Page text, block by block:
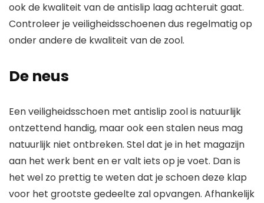
ook de kwaliteit van de antislip laag achteruit gaat.
Controleer je veiligheidsschoenen dus regelmatig op
onder andere de kwaliteit van de zool.
De neus
Een veiligheidsschoen met antislip zool is natuurlijk
ontzettend handig, maar ook een stalen neus mag
natuurlijk niet ontbreken. Stel dat je in het magazijn
aan het werk bent en er valt iets op je voet. Dan is
het wel zo prettig te weten dat je schoen deze klap
voor het grootste gedeelte zal opvangen. Afhankelijk